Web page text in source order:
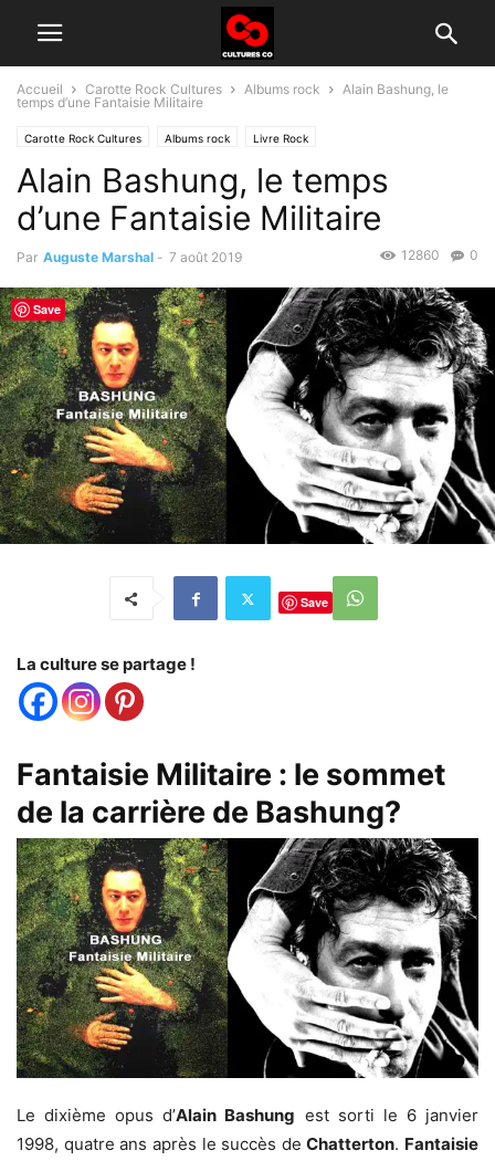
Accueil Carotte Rock Cultures Albums rock
Alain Bashung, le
temps d’une Fantaisie Militaire
Carotte Rock Cultures Albums rock Livre Rock
Alain Bashung, le temps
d’une Fantaisie Militaire
Par Auguste Marshal - 7 août 2019 0
12860
Save
La culture se partage !
Fantaisie Militaire : le sommet
de la carrière de Bashung?
Le dixième opus d’Alain Bashung est sorti le 6 janvier
1998, quatre ans après le succès deChatterton. Fantaisie
Save